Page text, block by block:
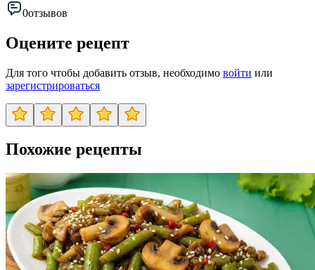
0отзывов
Оцените рецепт
Для того чтобы добавить отзыв, необходимо войти или
зарегистрироваться
Похожие рецепты